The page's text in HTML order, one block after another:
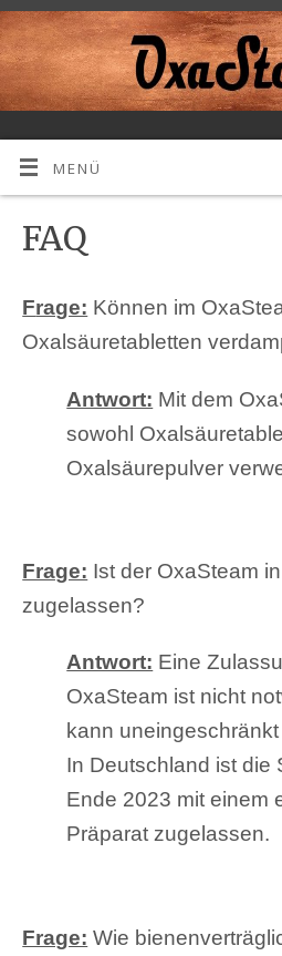
MENÜ
FAQ
Frage: Können im
Oxalsäuretabletten
Antwort: Mit dem
sowohl
Oxalsäurepulver
Frage: Ist der OxaSteam
zugelassen?
Antwort: Eine
OxaSteam ist nicht
kann
In Deutschland ist die
Ende 2023 mit einem
Präparat zugelassen.
Frage: Wie